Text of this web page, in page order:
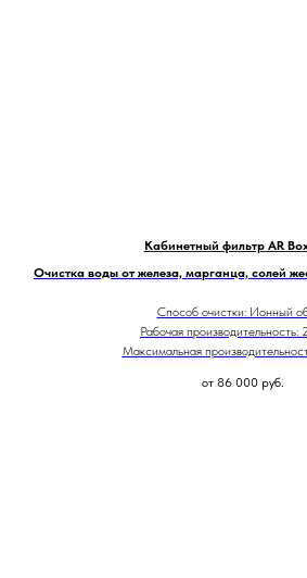
Кабинетный фильтр AR
Очистка воды от железа, марганца, солей
Способ очистки: Ионный
Рабочая производительность:
Максимальная
от 86 000 руб.